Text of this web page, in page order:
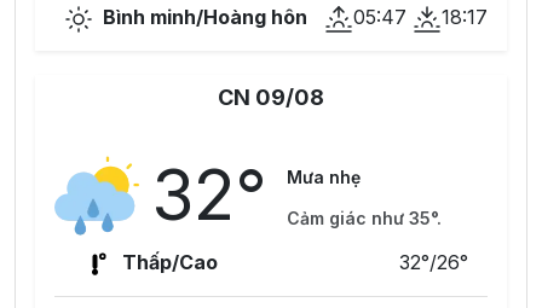
Bình minh/Hoàng hôn 05:47 18:17
CN 09/08
32°
Mưa nhẹ
Cảm giác như 35°.
Thấp/Cao 32°/26°